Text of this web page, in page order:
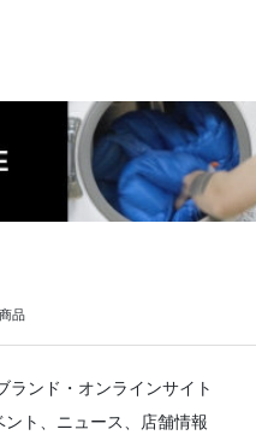
品
ンド・オンラインサイト
ト、ニュース、店舗情報